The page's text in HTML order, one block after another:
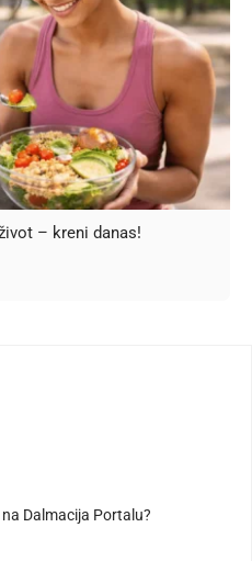
– kreni danas!
Dalmacija Portalu?